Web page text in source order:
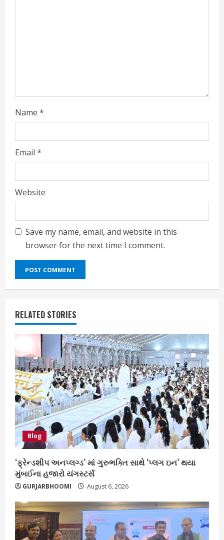
Name *
Email *
Website
Save my name, email, and website in this
browser for the next time I comment.
RELATED STORIES
Blog
‘ફ્રેન્ડશીપ અનપ્લગ્ડ’ માં ગુરુભક્તિ સાથે ‘પ્લગ ઇન’ થયા
મુંબઈના હજારો યંગસ્ટર્સ
GURJARBHOOMI August 6, 2026